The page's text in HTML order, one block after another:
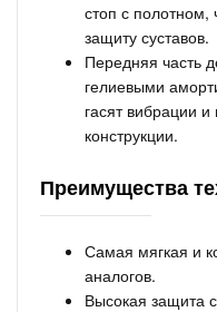
стоп с полотном,
защиту суставов.
Передняя часть
гелиевыми
гасят вибрации
конструкции.
Преимущества
Самая мягкая и
аналогов.
Высокая защита